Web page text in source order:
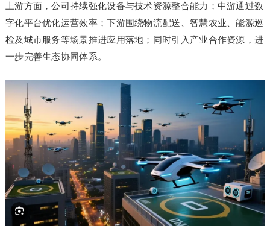
上游方面，公司持续强化设备与技术资源整合能力；中游通过数
字化平台优化运营效率；下游围绕物流配送、智慧农业、能源巡
检及城市服务等场景推进应用落地；同时引入产业合作资源，进
一步完善生态协同体系。